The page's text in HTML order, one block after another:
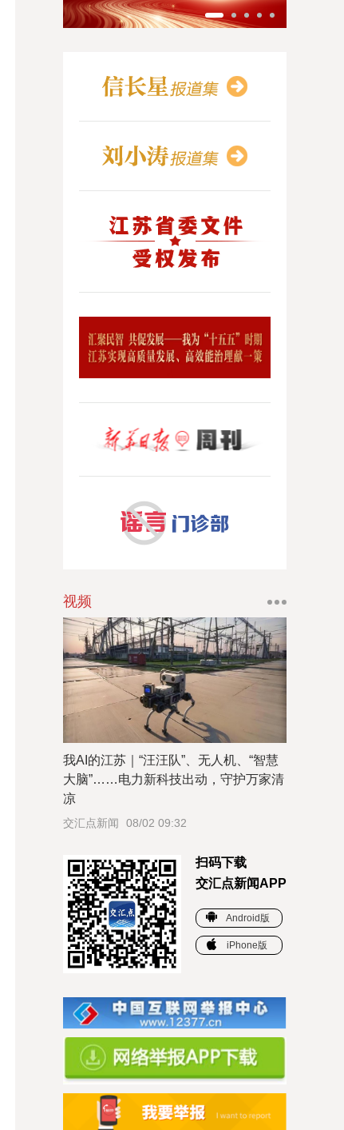
视频
我AI的江苏｜“汪汪队”、无人机、“智慧
大脑”……电力新科技出动，守护万家清
凉
交汇点新闻 08/02 09:32
扫码下载
交汇点新闻APP
Android版
iPhone版